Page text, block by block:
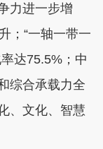
力进一步增
；“一轴一带一
达75.5%；中
综合承载力全
、文化、智慧